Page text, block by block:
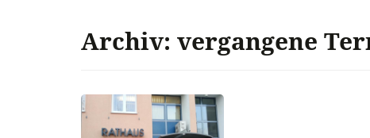
Archiv: vergangene